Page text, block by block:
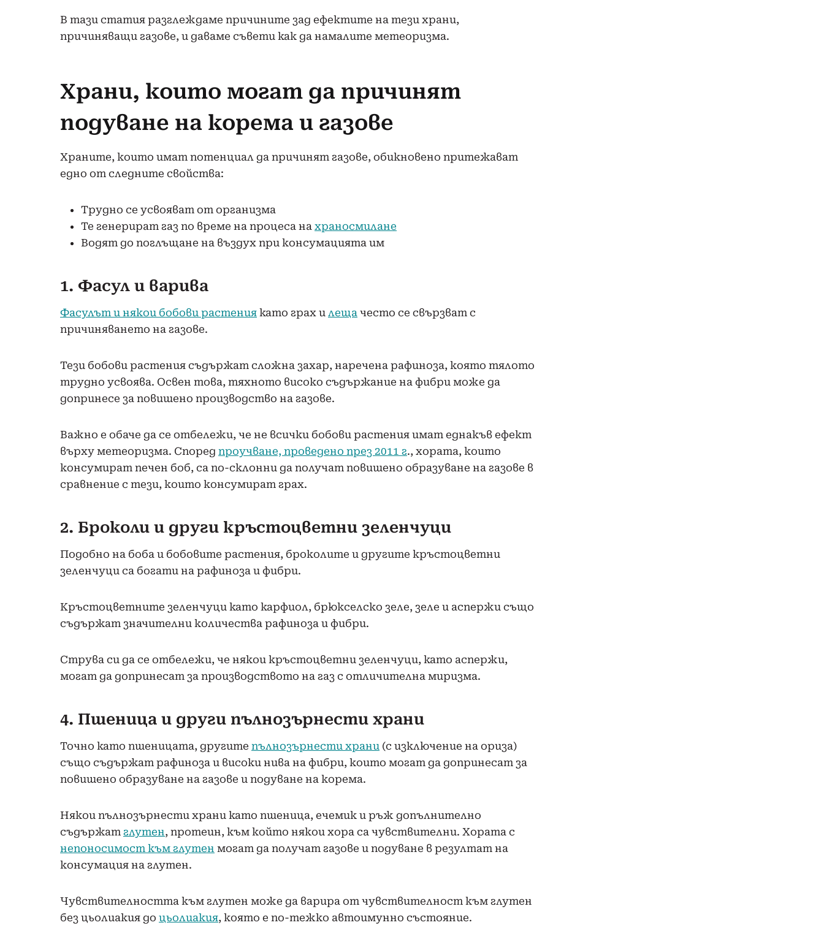
В тази статия разглеждаме причините зад ефектите на тези храни,
причиняващи газове, и даваме съвети как да намалите метеоризма.
Храни, които могат да причинят
подуване на корема и газове
Храните, които имат потенциал да причинят газове, обикновено притежават
едно от следните свойства:
Трудно се усвояват от организма
Те генерират газ по време на процеса на храносмилане
Водят до поглъщане на въздух при консумацията им
1. Фасул и варива
Фасулът и някои бобови растения като грах и леща често се свързват с
причиняването на газове.
Тези бобови растения съдържат сложна захар, наречена рафиноза, която тялото
трудно усвоява. Освен това, тяхното високо съдържание на фибри може да
допринесе за повишено производство на газове.
Важно е обаче да се отбележи, че не всички бобови растения имат еднакъв ефект
върху метеоризма. Според проучване, проведено през 2011 г., хората, които
консумират печен боб, са по-склонни да получат повишено образуване на газове в
сравнение с тези, които консумират грах.
2. Броколи и други кръстоцветни зеленчуци
Подобно на боба и бобовите растения, броколите и другите кръстоцветни
зеленчуци са богати на рафиноза и фибри.
Кръстоцветните зеленчуци като карфиол, брюкселско зеле, зеле и аспержи също
съдържат значителни количества рафиноза и фибри.
Струва си да се отбележи, че някои кръстоцветни зеленчуци, като аспержи,
могат да допринесат за производството на газ с отличителна миризма.
4. Пшеница и други пълнозърнести храни
Точно като пшеницата, другите пълнозърнести храни (с изключение на ориза)
също съдържат рафиноза и високи нива на фибри, които могат да допринесат за
повишено образуване на газове и подуване на корема.
Някои пълнозърнести храни като пшеница, ечемик и ръж допълнително
съдържат глутен, протеин, към който някои хора са чувствителни. Хората с
непоносимост към глутен могат да получат газове и подуване в резултат на
консумация на глутен.
Чувствителността към глутен може да варира от чувствителност към глутен
без цьолиакия до цьолиакия, която е по-тежко автоимунно състояние.